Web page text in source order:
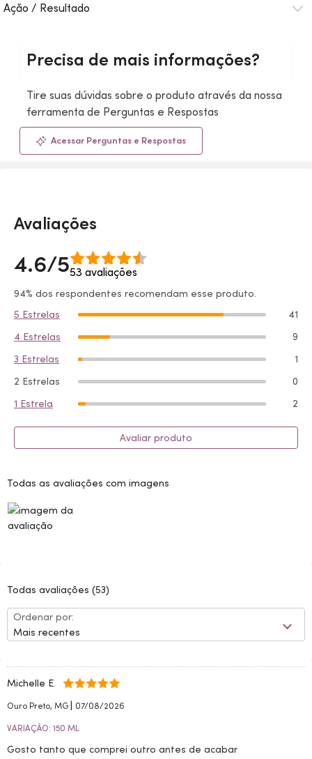
Ação / Resultado
Precisa de mais informações?
Tire suas dúvidas sobre o produto através da nossa
ferramenta de Perguntas e Respostas
Acessar Perguntas e Respostas
Avaliações
4.6/553 avaliações
94% dos respondentes recomendam esse produto.
5 Estrelas
41
4 Estrelas
9
3 Estrelas
1
2 Estrelas
0
1 Estrela
2
Avaliar produto
Todas as avaliações com imagens
Todas avaliações (53)
Ordenar por:
Mais recentes
Michelle E.
Ouro Preto, MG | 07/08/2026
VARIAÇÃO: 150 ML
Gosto tanto que comprei outro antes de acabar